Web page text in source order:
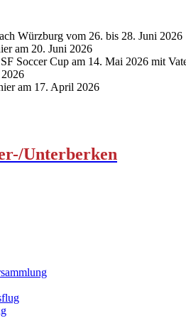
Würzburg vom 26. bis 28. Juni 2026
am 20. Juni 2026
Soccer Cup am 14. Mai 2026 mit
am 17. April 2026
Unterberken